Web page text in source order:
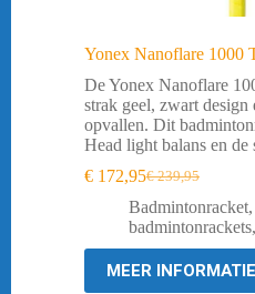
Yonex Nanoflare 1000
De Yonex Nanoflare
strak geel, zwart design
opvallen. Dit
Head light balans en de
€239,95
Oorspronkelijke
prijs
was:
€ 239,95.
€ 172,95Huidige
prijs
is:
€ 172,95.
Badmintonracket,
badmintonrackets,
MEER INFORMATIE